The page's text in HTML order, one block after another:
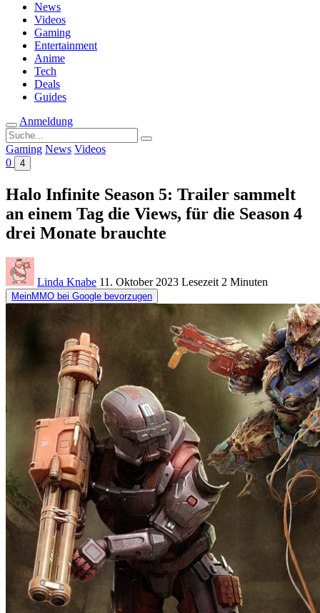
News
Videos
Gaming
Entertainment
Anime
Tech
Deals
Guides
Anmeldung
Suche
nach:
Gaming News Videos
0
4
Halo Infinite Season 5: Trailer sammelt
an einem Tag die Views, für die Season 4
drei Monate brauchte
Linda Knabe 11. Oktober 2023 Lesezeit 2 Minuten
MeinMMO bei Google bevorzugen